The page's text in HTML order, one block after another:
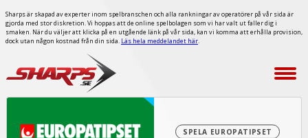
Sharps är skapad av experter inom spelbranschen och alla rankningar av operatörer på vår sida är
gjorda med stor diskretion. Vi hoppas att de online spelbolagen som vi har valt ut faller dig i
smaken. När du väljer att klicka på en utgående länk på vår sida, kan vi komma att erhålla provision,
dock utan någon kostnad från din sida. Läs hela meddelandet här.
SPELA EUROPATIPSET